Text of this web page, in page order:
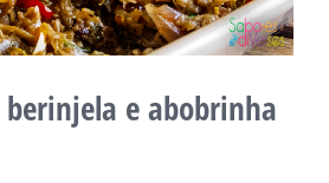
e abobrinha